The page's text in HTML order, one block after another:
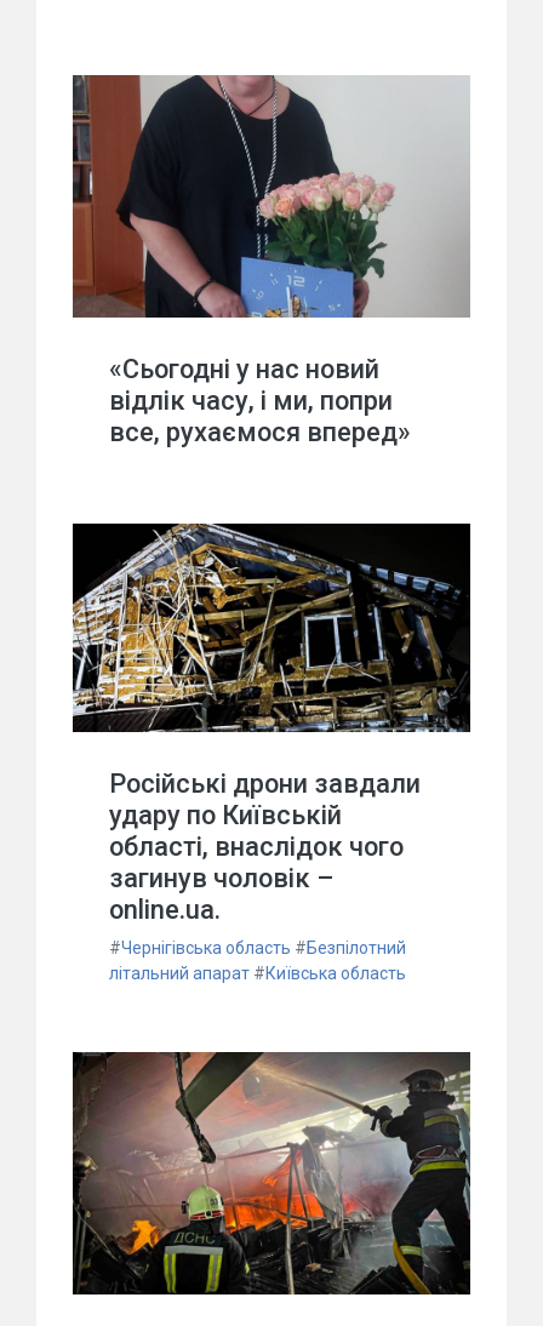
«Сьогодні у нас новий
відлік часу, і ми, попри
все, рухаємося вперед»
Російські дрони завдали
удару по Київській
області, внаслідок чого
загинув чоловік –
online.ua.
#Чернігівська область #Безпілотний
літальний апарат #Київська область